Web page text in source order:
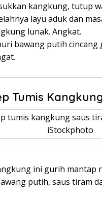
kangkung, tutup
layu aduk dan
lunak. Angkat.
bawang putih cincang
Tumis
tumis kangkung saus
iStockphoto
ini gurih mantap
putih, saus tiram